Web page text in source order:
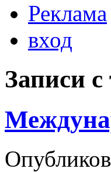
Реклама
вход
Записи с